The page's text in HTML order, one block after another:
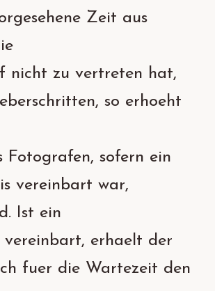
Zeit aus
nicht zu vertreten hat,
so erhoeht
Fotografen, sofern ein
vereinbart war,
Ist ein
erhaelt der
fuer die Wartezeit den